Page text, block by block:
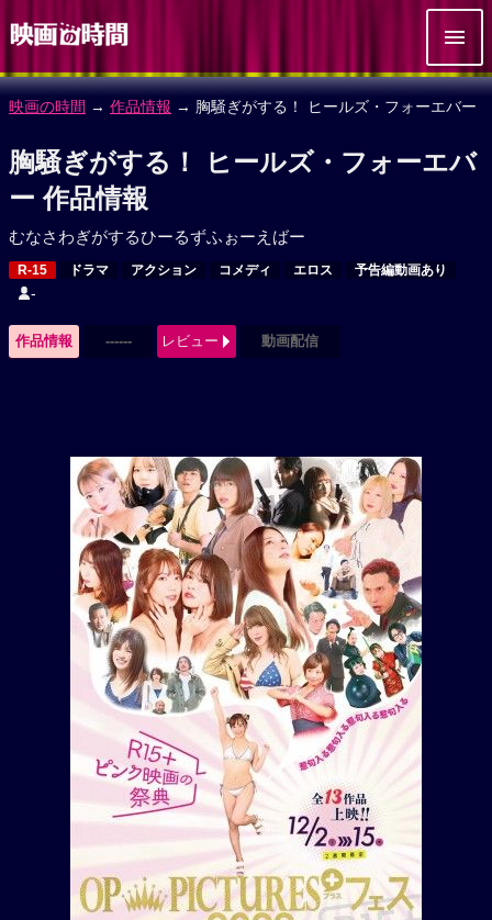
映画の時間 → 作品情報 → 胸騒ぎがする！ ヒールズ・フォーエバー
胸騒ぎがする！ ヒールズ・フォーエバ
ー 作品情報
むなさわぎがするひーるずふぉーえばー
R-15 ドラマ アクション コメディ エロス 予告編動画あり
-
作品情報 ------ レビュー 動画配信